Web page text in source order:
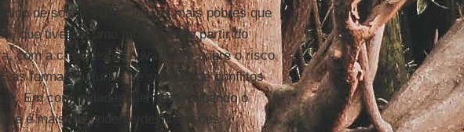
de socorro das classes mais pobres que
que tiveram uma mobilidade a partir do
com a crise, estão novamente sobre o risco
as formas culturais de solução de conflitos
Em comunidades menores – quando o
e é mais dependente de interações